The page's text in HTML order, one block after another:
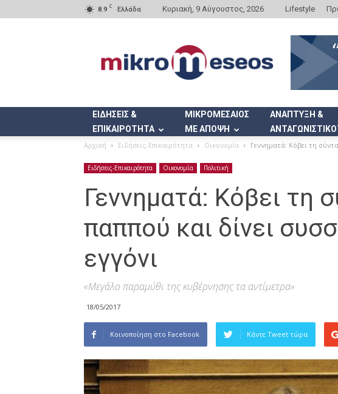
8.9 C Ελλάδα Κυριακή, 9 Αύγουστος, 2026 Lifestyle
ΕΙΔΗΣΕΙΣ &
ΕΠΙΚΑΙΡΟΤΗΤΑ
ΜΙΚΡΟΜΕΣΑΙΟΣ
ΜΕ ΑΠΟΨΗ
ΑΝΑΠΤΥΞΗ &
Αρχική Ειδήσεις-Επικαιρότητα Οικονομία Γεννηματά: Κόβει τη
Ειδήσεις-Επικαιρότητα Οικονομία Πολιτική
Γεννηματά: Κόβει τη
παππού και δίνει
εγγόνι
«Μεγάλο παραμύθι της κυβέρνησης τα αντίμετρα»
18/05/2017
Κοινοποίηση στο Facebook Κάντε Tweet τώρα